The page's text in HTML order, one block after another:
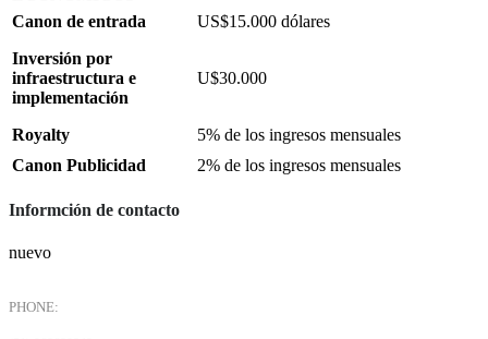
Canon de entrada
US$15.000 dólares
Inversión por
infraestructura e
implementación
U$30.000
Royalty
5% de los ingresos mensuales
Canon Publicidad
2% de los ingresos mensuales
Informción de contacto
nuevo
PHONE: